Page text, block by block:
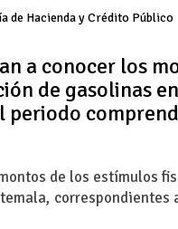
de Hacienda y Crédito Público
a conocer los
de gasolinas
de los estímulos
correspondientes